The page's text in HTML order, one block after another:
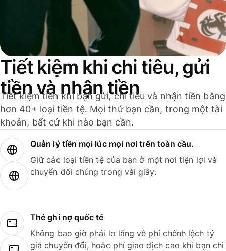
Tiết kiệm khi chi tiêu, gửi
tiền và nhận tiền
Tiết kiệm tiền khi bạn gửi, chi tiêu và nhận tiền bằng
hơn 40+ loại tiền tệ. Mọi thứ bạn cần, trong một tài
khoản, bất cứ khi nào bạn cần.
Quản lý tiền mọi lúc mọi nơi trên toàn cầu.
Giữ các loại tiền tệ của bạn ở một nơi tiện lợi và
chuyển đổi chúng trong vài giây.
Thẻ ghi nợ quốc tế
Không bao giờ phải lo lắng về phí chênh lệch tỷ
giá chuyển đổi, hoặc phí giao dịch cao khi bạn chi